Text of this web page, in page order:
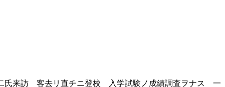
来訪 客去リ直チニ登校 入学試験ノ成績調査ヲナス 一